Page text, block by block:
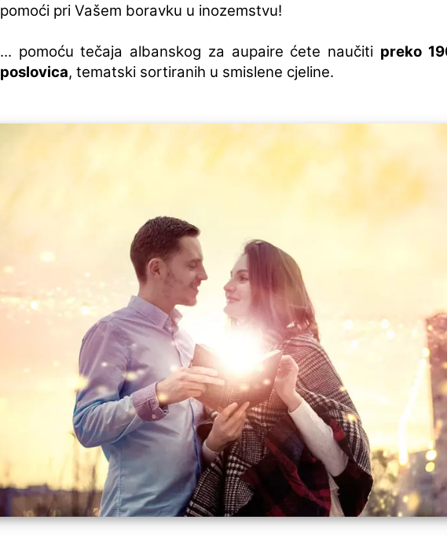
pomoći pri Vašem boravku u inozemstvu!
... pomoću tečaja albanskog za aupaire ćete naučiti preko
poslovica, tematski sortiranih u smislene cjeline.